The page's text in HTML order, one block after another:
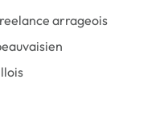
arrageois